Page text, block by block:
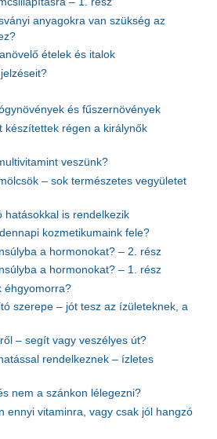
anyagokra van szükség az
ételek és italok
és fűszernövények
készítettek régen a királynők
veszünk?
– sok természetes vegyületet
hatásokkal is rendelkezik
kozmetikumaink fele?
a hormonokat? – 2. rész
a hormonokat? – 1. rész
éhgyomorra?
szerepe – jót tesz az ízületeknek, a
– segít vagy veszélyes út?
rendelkeznek – ízletes
nem a szánkon lélegezni?
ennyi vitaminra, vagy csak jól hangzó